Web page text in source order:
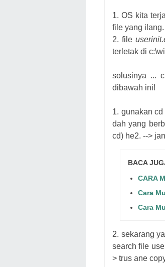
1. OS kita
file yang ilang.
2. file
terletak di
solusinya ...
dibawah ini!
1. gunakan
dah yang
cd) he2. -->
BACA
CARA
Cara
Cara
2. sekarang
search file
> trus ane